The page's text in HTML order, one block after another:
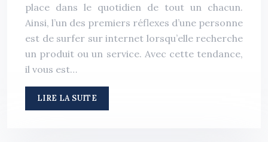
place dans le quotidien de tout un chacun.
Ainsi, l’un des premiers réflexes d’une personne
est de surfer sur internet lorsqu’elle recherche
un produit ou un service. Avec cette tendance,
il vous est…
LIRE LA SUITE